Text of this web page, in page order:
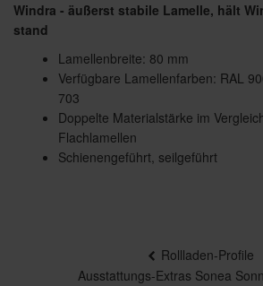
Windra - äußerst stabile Lamelle, hält
stand
Lamellenbreite: 80 mm
Verfügbare Lamellenfarben: RAL
703
Doppelte Materialstärke im
Flachlamellen
Schienengeführt, seilgeführt
Rollladen-Profile
Ausstattungs-Extras Sonea